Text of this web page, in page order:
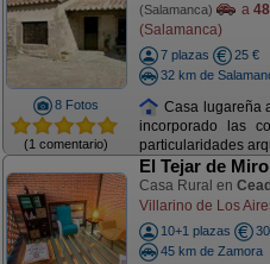
8 Fotos
(1 comentario)
(Salamanca) a
(Salamanca)
7 plazas
25 €
32 km de
Casa lugareña
incorporado las
particularidades
El Tejar de Miro
Casa Rural en
Villarino de Los
10+1 plazas
45 km de Zamora